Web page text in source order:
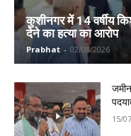
कुशीनगर में 14 वर्षीय
देने का हत्या का आरोप
Prabhat - 02/08/2026
15/